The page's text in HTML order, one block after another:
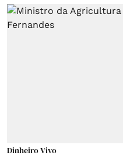
Dinheiro Vivo